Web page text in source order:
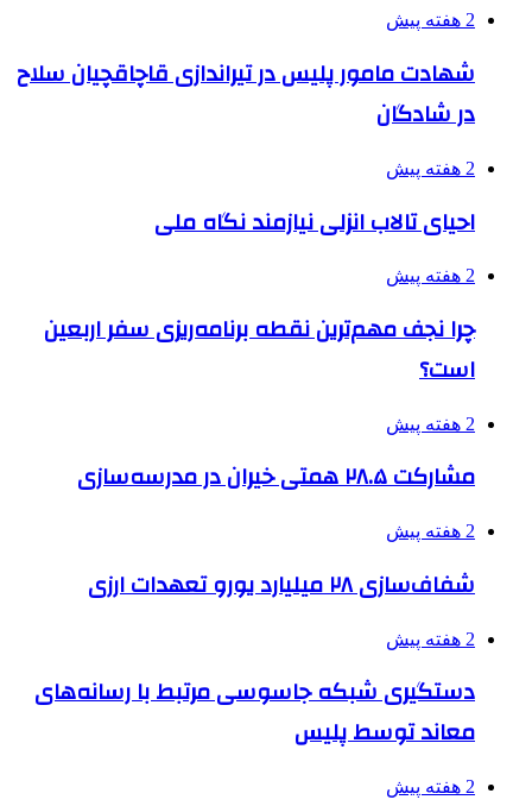
2 هفته پیش
شهادت مامور پلیس در تیراندازی قاچاقچیان سلاح
در شادگان
2 هفته پیش
احیای تالاب انزلی نیازمند نگاه ملی
2 هفته پیش
چرا نجف مهم‌ترین نقطه برنامه‌ریزی سفر اربعین
است؟
2 هفته پیش
مشارکت ۲۸.۵ همتی خیران در مدرسه‌سازی
2 هفته پیش
شفاف‌سازی ۲۸ میلیارد یورو تعهدات ارزی
2 هفته پیش
دستگیری شبکه جاسوسی مرتبط با رسانه‌های
معاند توسط پلیس
2 هفته پیش